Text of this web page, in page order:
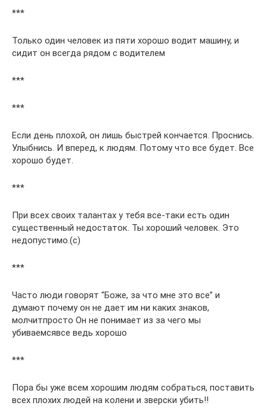
***
Только один человек из пяти хорошо водит машину, и
сидит он всегда рядом с водителем
***
***
Если день плохой, он лишь быстрей кончается. Проснись.
Улыбнись. И вперед, к людям. Потому что все будет. Все
хорошо будет.
***
При всех своих талантах у тебя все-таки есть один
существенный недостаток. Ты хороший человек. Это
недопустимо.(c)
***
Часто люди говорят “Боже, за что мне это все” и
думают почему он не дает им ни каких знаков,
молчитпросто Он не понимает из за чего мы
убиваемсявсе ведь хорошо
***
Пора бы уже всем хорошим людям собраться, поставить
всех плохих людей на колени и зверски убить!!